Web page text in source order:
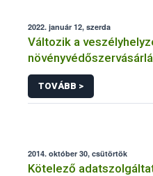
2022. január 12, szerda
Változik a
kapcsolatos
TOVÁBB >
2014. október 30, csütörtök
Kötelező